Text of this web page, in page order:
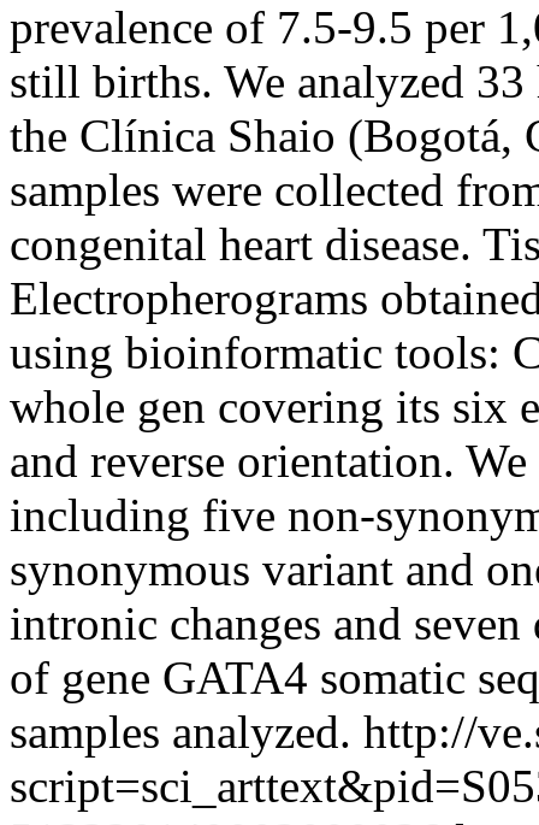
prevalence of 7.5-9.5 per
still births. We analyzed 33
the Clínica Shaio (Bogotá,
samples were collected
congenital heart disease.
Electropherograms
using bioinformatic tools:
whole gen covering its six
and reverse orientation.
including five non-
synonymous variant and
intronic changes and
of gene GATA4 somatic
samples analyzed. http://